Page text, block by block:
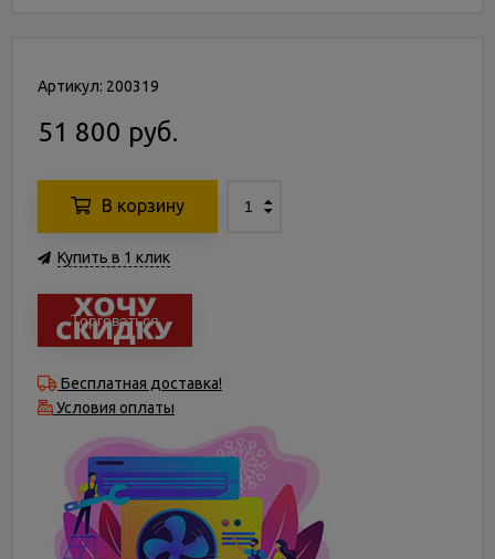
Артикул: 200319
51 800 руб.
В корзину
Купить в 1 клик
Торговаться
Бесплатная доставка!
Условия оплаты